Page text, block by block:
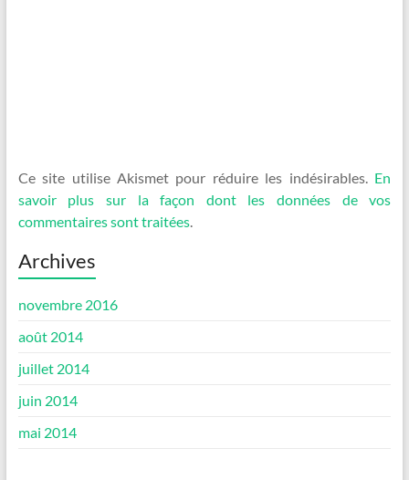
Ce site utilise Akismet pour réduire les indésirables. En
savoir plus sur la façon dont les données de vos
commentaires sont traitées.
Archives
novembre 2016
août 2014
juillet 2014
juin 2014
mai 2014